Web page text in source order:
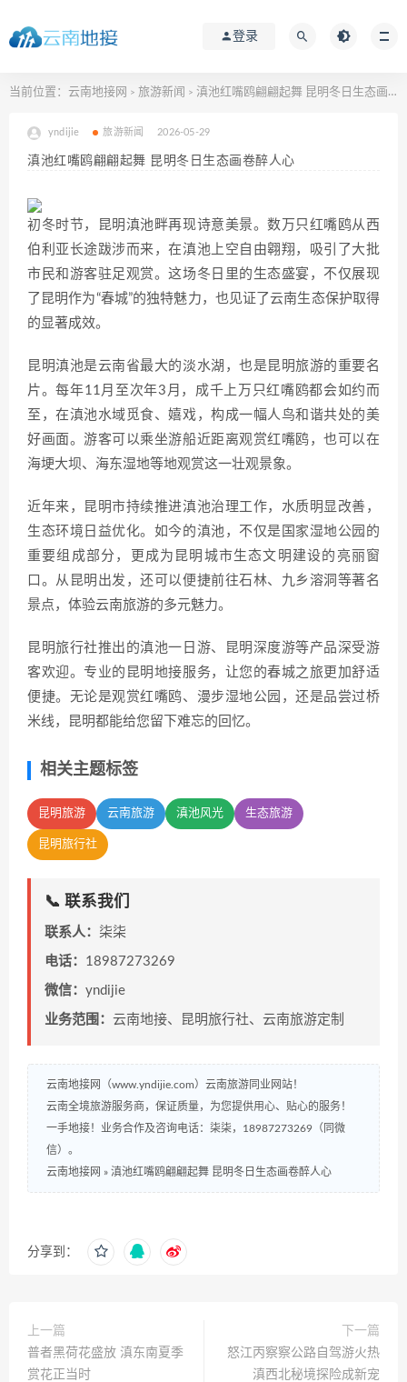
登录
当前位置： 云南地接网 > 旅游新闻 > 滇池红嘴鸥翩翩起舞 昆明冬日生态画卷醉人心
yndijie 旅游新闻 2026-05-29
滇池红嘴鸥翩翩起舞 昆明冬日生态画卷醉人心
初冬时节，昆明滇池畔再现诗意美景。数万只红嘴鸥从西
伯利亚长途跋涉而来，在滇池上空自由翱翔，吸引了大批
市民和游客驻足观赏。这场冬日里的生态盛宴，不仅展现
了昆明作为“春城”的独特魅力，也见证了云南生态保护取得
的显著成效。
昆明滇池是云南省最大的淡水湖，也是昆明旅游的重要名
片。每年11月至次年3月，成千上万只红嘴鸥都会如约而
至，在滇池水域觅食、嬉戏，构成一幅人鸟和谐共处的美
好画面。游客可以乘坐游船近距离观赏红嘴鸥，也可以在
海埂大坝、海东湿地等地观赏这一壮观景象。
近年来，昆明市持续推进滇池治理工作，水质明显改善，
生态环境日益优化。如今的滇池，不仅是国家湿地公园的
重要组成部分，更成为昆明城市生态文明建设的亮丽窗
口。从昆明出发，还可以便捷前往石林、九乡溶洞等著名
景点，体验云南旅游的多元魅力。
昆明旅行社推出的滇池一日游、昆明深度游等产品深受游
客欢迎。专业的昆明地接服务，让您的春城之旅更加舒适
便捷。无论是观赏红嘴鸥、漫步湿地公园，还是品尝过桥
米线，昆明都能给您留下难忘的回忆。
相关主题标签
昆明旅游 云南旅游 滇池风光 生态旅游
昆明旅行社
📞 联系我们
联系人： 柒柒
电话： 18987273269
微信： yndijie
业务范围： 云南地接、昆明旅行社、云南旅游定制
云南地接网（www.yndijie.com）云南旅游同业网站！
云南全境旅游服务商，保证质量，为您提供用心、贴心的服务！
一手地接！业务合作及咨询电话：柒柒，18987273269（同微
信）。
云南地接网 » 滇池红嘴鸥翩翩起舞 昆明冬日生态画卷醉人心
分享到：
上一篇
普者黑荷花盛放 滇东南夏季
赏花正当时
下一篇
怒江丙察察公路自驾游火热
滇西北秘境探险成新宠